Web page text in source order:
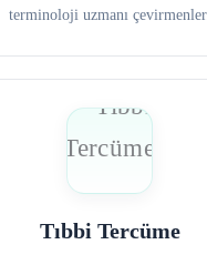
terminoloji uzmanı
Tıbbi Tercüme